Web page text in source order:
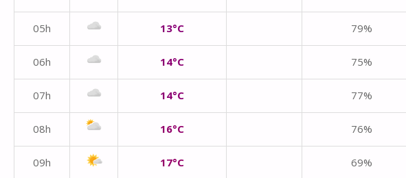
05h 13°C 79%
06h 14°C 75%
07h 14°C 77%
08h 16°C 76%
09h 17°C 69%